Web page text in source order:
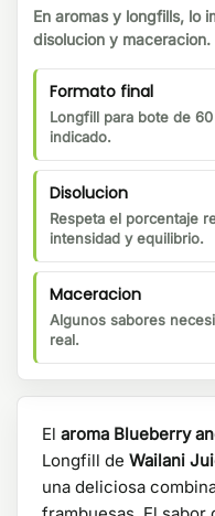
En aromas y longfills, lo
disolucion y maceracion.
Formato final
Longfill para bote de
indicado.
Disolucion
Respeta el porcentaje
intensidad y equilibrio.
Maceracion
Algunos sabores
real.
El aroma Blueberry
Longfill de Wailani
una deliciosa